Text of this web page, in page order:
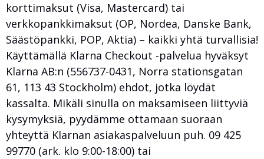
korttimaksut (Visa, Mastercard) tai
verkkopankkimaksut (OP, Nordea, Danske Bank,
Säästöpankki, POP, Aktia) – kaikki yhtä turvallisia!
Käyttämällä Klarna Checkout -palvelua hyväksyt
Klarna AB:n (556737-0431, Norra stationsgatan
61, 113 43 Stockholm) ehdot, jotka löydät
kassalta. Mikäli sinulla on maksamiseen liittyviä
kysymyksiä, pyydämme ottamaan suoraan
yhteyttä Klarnan asiakaspalveluun puh. 09 425
99770 (ark. klo 9:00-18:00) tai